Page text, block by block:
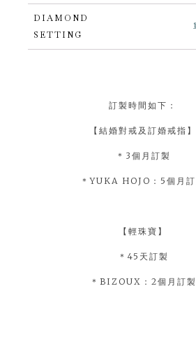
DIAMOND
SETTING
訂製時間如下：
【結婚對戒及訂婚戒指】
＊3個月訂製
＊YUKA HOJO：5個月
【輕珠寶】
＊45天訂製
＊BIZOUX：2個月訂製